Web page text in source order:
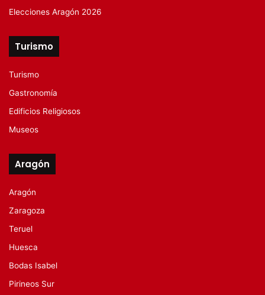
Elecciones Aragón 2026
Turismo
Turismo
Gastronomía
Edificios Religiosos
Museos
Aragón
Aragón
Zaragoza
Teruel
Huesca
Bodas Isabel
Pirineos Sur